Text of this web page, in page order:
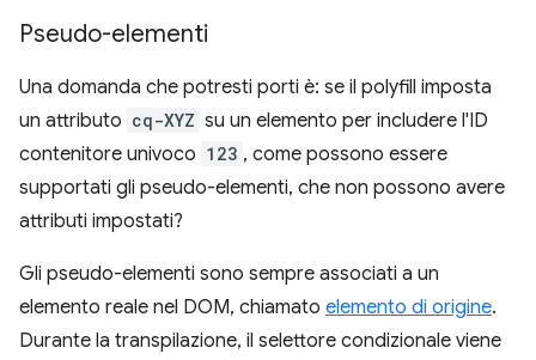
Pseudo-elementi
Una domanda che potresti porti è: se il polyfill imposta
un attributo cq-XYZ su un elemento per includere l'ID
contenitore univoco 123 , come possono essere
supportati gli pseudo-elementi, che non possono avere
attributi impostati?
Gli pseudo-elementi sono sempre associati a un
elemento reale nel DOM, chiamato elemento di origine.
Durante la transpilazione, il selettore condizionale viene